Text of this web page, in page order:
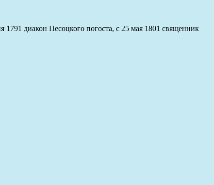
диакон Песоцкого погоста, с 25 мая 1801 священник